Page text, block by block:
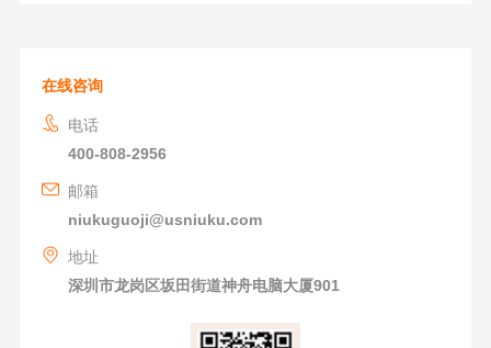
在线咨询
电话
400-808-2956
邮箱
niukuguoji@usniuku.com
地址
深圳市龙岗区坂田街道神舟电脑大厦901